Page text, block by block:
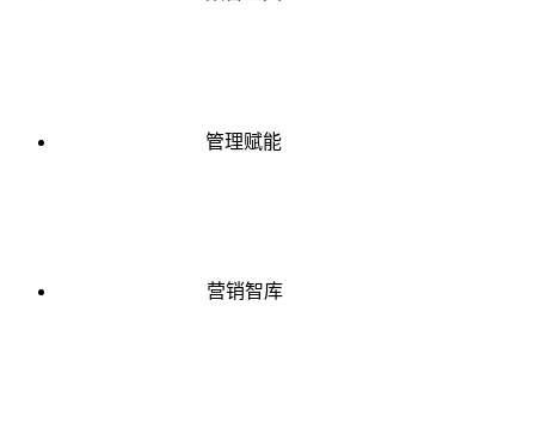
管理赋能
营销智库